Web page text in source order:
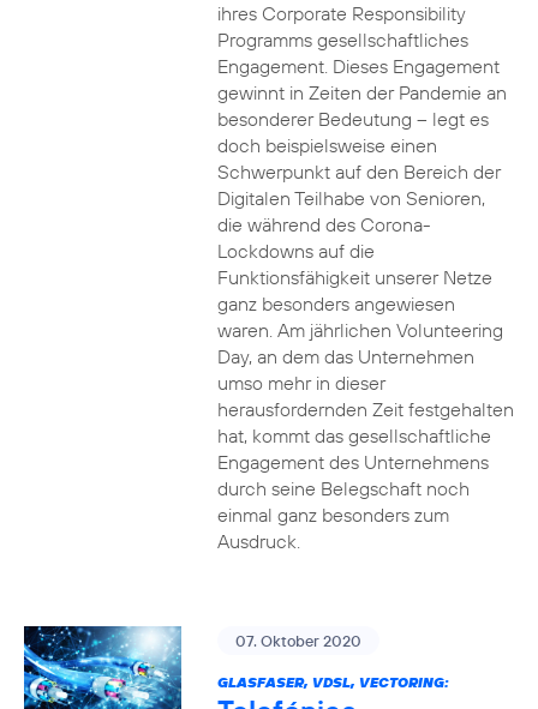
ihres Corporate Responsibility
Programms gesellschaftliches
Engagement. Dieses Engagement
gewinnt in Zeiten der Pandemie an
besonderer Bedeutung – legt es
doch beispielsweise einen
Schwerpunkt auf den Bereich der
Digitalen Teilhabe von Senioren,
die während des Corona-
Lockdowns auf die
Funktionsfähigkeit unserer Netze
ganz besonders angewiesen
waren. Am jährlichen Volunteering
Day, an dem das Unternehmen
umso mehr in dieser
herausfordernden Zeit festgehalten
hat, kommt das gesellschaftliche
Engagement des Unternehmens
durch seine Belegschaft noch
einmal ganz besonders zum
Ausdruck.
07. Oktober 2020
GLASFASER, VDSL, VECTORING: